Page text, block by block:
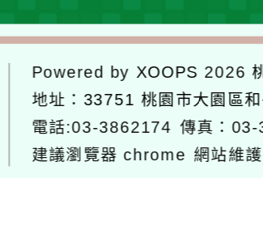
單
Powered by XOOPS 2026
地址： 33751 桃園市大園區
電話:03-3862174 傳真：
建議瀏覽器 chrome 網站維